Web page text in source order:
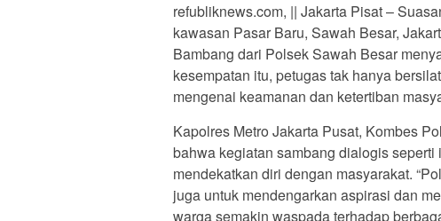
refubliknews.com, || Jakarta Pisat –
kawasan Pasar Baru, Sawah Besar,
Bambang dari Polsek Sawah Besar
kesempatan itu, petugas tak hanya
mengenai keamanan dan ketertiban
Kapolres Metro Jakarta Pusat, Kombes
bahwa kegiatan sambang dialogis
mendekatkan diri dengan masyarakat.
juga untuk mendengarkan aspirasi dan
warga semakin waspada terhadap